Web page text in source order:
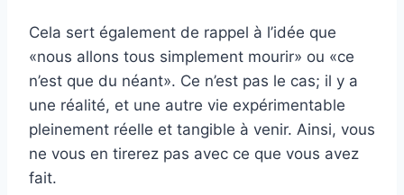
Cela sert également de rappel à l’idée que
«nous allons tous simplement mourir» ou «ce
n’est que du néant». Ce n’est pas le cas; il y a
une réalité, et une autre vie expérimentable
pleinement réelle et tangible à venir. Ainsi, vous
ne vous en tirerez pas avec ce que vous avez
fait.